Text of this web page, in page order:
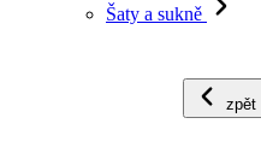
Šaty a sukně
zpět